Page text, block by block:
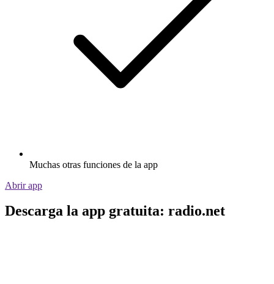
Muchas otras funciones de la app
Abrir app
Descarga la app gratuita: radio.net